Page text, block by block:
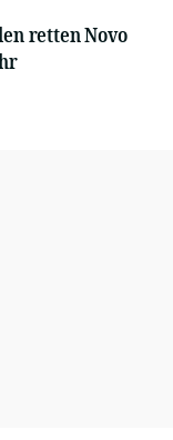
retten Novo